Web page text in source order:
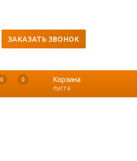
ЗАКАЗАТЬ ЗВОНОК
0 0 Корзина
пуста